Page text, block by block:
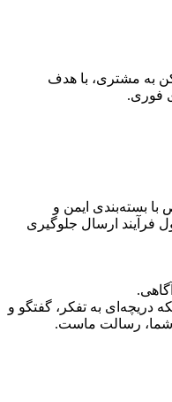
به مشتری، با هدف
فوری.
با بسته‌بندی ایمن و
فرآیند ارسال جلوگیری
دریچه‌ای به تفکر، گفتگو و
رسالت ماست.